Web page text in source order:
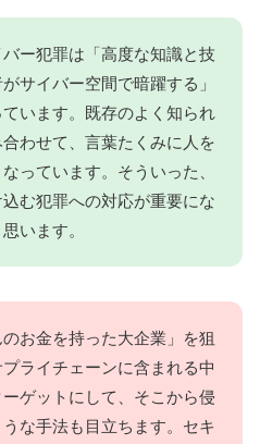
ー犯罪は「高度な知識と技
サイバー空間で暗躍する」
います。既存のよく知られ
わせて、言葉たくみに人を
っています。そういった、
む犯罪への対応が重要にな
います。
お金を持った大企業」を狙
ライチェーンに含まれる中
ゲットにして、そこから侵
な手法も目立ちます。セキ